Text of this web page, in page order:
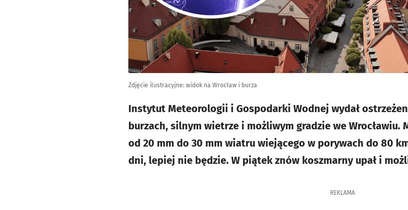
Zdjęcie ilustracyjne: widok na Wrocław i burza
Instytut Meteorologii i Gospodarki Wodnej wydał
burzach, silnym wietrze i możliwym gradzie we Wrocławiu.
od 20 mm do 30 mm wiatru wiejącego w porywach do 80
dni, lepiej nie będzie. W piątek znów koszmarny upał i
REKLAMA